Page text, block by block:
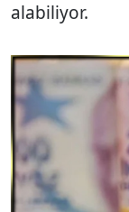
alabiliyor.